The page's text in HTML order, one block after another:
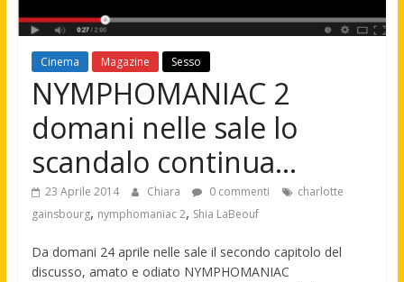
Cinema Magazine Sesso
NYMPHOMANIAC 2
domani nelle sale lo
scandalo continua…
23 Aprile 2014 Chiara 0 commenti
charlotte
gainsbourg, nymphomaniac 2, Shia LaBeouf
Da domani 24 aprile nelle sale il secondo capitolo del
discusso, amato e odiato NYMPHOMANIAC